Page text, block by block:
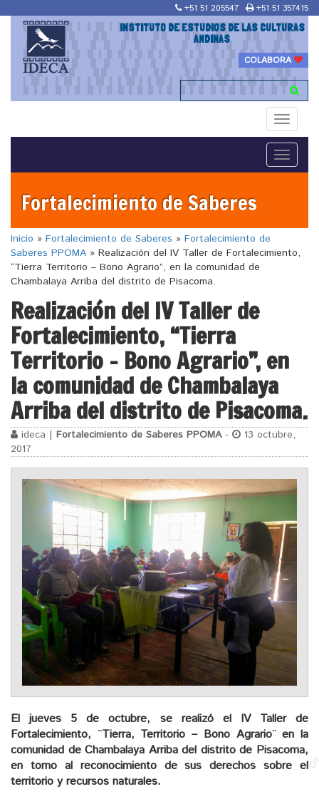
+51 51 205547 +51 51 357415
INSTITUTO DE ESTUDIOS DE LAS CULTURAS
ANDINAS
COLABORA
Toggle
Toggle
Fortalecimiento de Saberes
Inicio » Fortalecimiento de Saberes » Fortalecimiento de
Saberes PPOMA » Realización del IV Taller de Fortalecimiento,
“Tierra Territorio – Bono Agrario”, en la comunidad de
Chambalaya Arriba del distrito de Pisacoma.
Realización del IV Taller de
Fortalecimiento, “Tierra
Territorio – Bono Agrario”, en
la comunidad de Chambalaya
Arriba del distrito de Pisacoma.
ideca | Fortalecimiento de Saberes PPOMA-
13 octubre,
2017
El jueves 5 de octubre, se realizó el IV Taller de
Fortalecimiento, ¨Tierra, Territorio – Bono Agrario¨ en la
comunidad de Chambalaya Arriba del distrito de Pisacoma,
en torno al reconocimiento de sus derechos sobre el
territorio y recursos naturales.